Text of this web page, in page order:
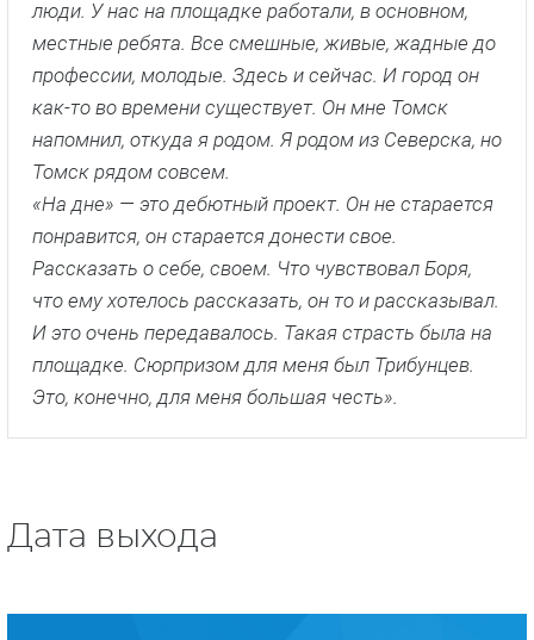
люди. У нас на площадке работали, в основном,
местные ребята. Все смешные, живые, жадные до
профессии, молодые. Здесь и сейчас. И город он
как-то во времени существует. Он мне Томск
напомнил, откуда я родом. Я родом из Северска, но
Томск рядом совсем.
«На дне» — это дебютный проект. Он не старается
понравится, он старается донести свое.
Рассказать о себе, своем. Что чувствовал Боря,
что ему хотелось рассказать, он то и рассказывал.
И это очень передавалось. Такая страсть была на
площадке. Сюрпризом для меня был Трибунцев.
Это, конечно, для меня большая честь».
Дата выхода